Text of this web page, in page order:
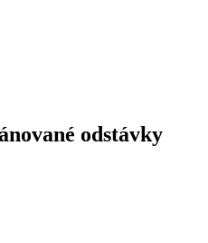
odstávky